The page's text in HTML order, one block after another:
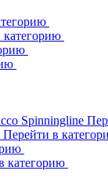
Spinningline
Перейти в
категорию